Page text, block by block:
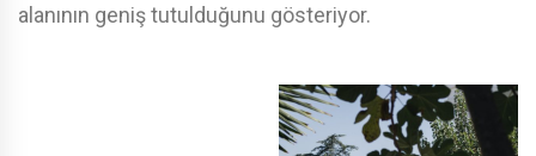
alanının geniş tutulduğunu gösteriyor.